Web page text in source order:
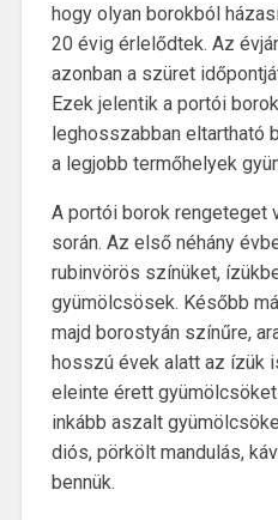
hogy olyan borokból
20 évig érlelődtek. Az
azonban a szüret
Ezek jelentik a portói
leghosszabban eltartható
a legjobb termőhelyek
A portói borok rengeteget
során. Az első néhány
rubinvörös színüket,
gyümölcsösek. Később
majd borostyán színűre,
hosszú évek alatt az ízük
eleinte érett
inkább aszalt
diós, pörkölt mandulás,
bennük.